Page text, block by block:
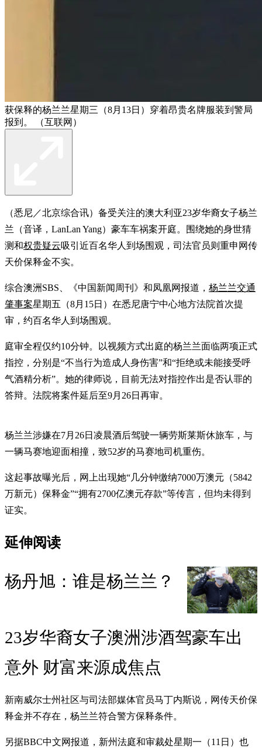
获保释的杨兰兰星期三（8月13日）穿着昂贵名牌服装到警局
报到。 （互联网）
（悉尼／北京综合讯）备受关注的澳大利亚23岁华裔女子杨兰
兰（音译，LanLan Yang）豪车车祸案开庭。围绕她的身世猜
测和权贵疑云吸引近百名华人到场围观，司法官员则重申网传
天价保释金不实。
综合澳洲SBS、《中国新闻周刊》和凤凰网报道， 杨兰兰交通
肇事案星期五（8月15日）在悉尼唐宁中心地方法院首次提
审，约百名华人到场围观。
庭审全程仅约10分钟。以视频方式出庭的杨兰兰面临两项正式
指控，分别是“不当行为造成人身伤害”和“拒绝或未能接受呼
气酒精分析”。她的律师说，目前无法对指控作出是否认罪的
答辩。法院将案件延后至9月26日再审。
杨兰兰涉嫌在7月26日凌晨酒后驾驶一辆劳斯莱斯休旅车，与
一辆马赛地迎面相撞，致52岁的马赛地司机重伤。
这起事故曝光后，网上出现她“几分钟缴纳7000万澳元（5842
万新元）保释金”“拥有2700亿澳元存款”等传言，但均未得到
证实。
延伸阅读
杨丹旭：谁是杨兰兰？
23岁华裔女子澳洲涉酒驾豪车出
意外 财富来源成焦点
新南威尔士州社区与司法部媒体官员马丁内斯说，网传天价保
释金并不存在，杨兰兰符合警方保释条件。
另据BBC中文网报道，新州法庭和审裁处星期一（11日）也